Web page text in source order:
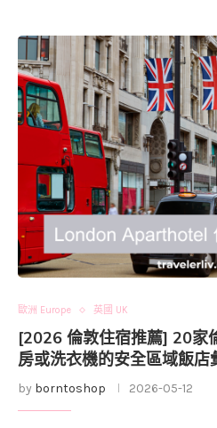
歐洲 Europe 英國 UK
[2026 倫敦住宿推薦] 20家
房或洗衣機的安全區域飯店
by borntoshop 2026-05-12